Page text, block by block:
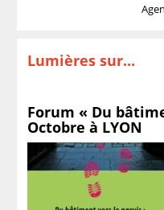
Lumières sur...
Forum « Du
Octobre à LYON